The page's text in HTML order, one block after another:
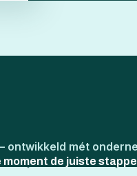
ontwikkeld mét
de juiste